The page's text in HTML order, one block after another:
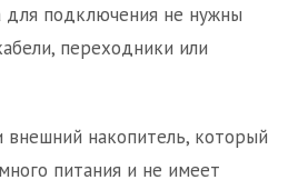
для подключения не нужны
переходники или
внешний накопитель, который
питания и не имеет